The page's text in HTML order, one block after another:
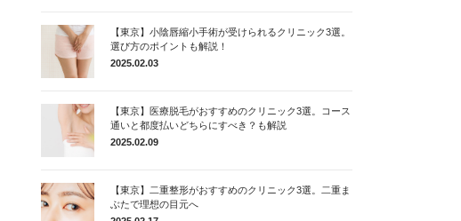
【東京】小陰唇縮小手術が受けられるクリニック3選。
選び方のポイントも解説！
2025.02.03
【東京】医療脱毛がおすすめのクリニック3選。コース
通いと都度払いどちらにすべき？も解説
2025.02.09
【東京】二重整形がおすすめのクリニック3選。二重ま
ぶたで理想の目元へ